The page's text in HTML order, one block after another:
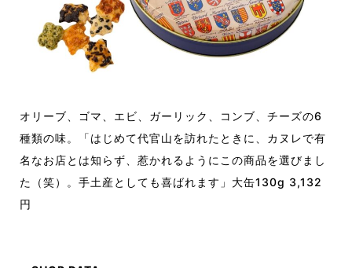
オリーブ、ゴマ、エビ、ガーリック、コンブ、チーズの6
種類の味。「はじめて代官山を訪れたときに、カヌレで有
名なお店とは知らず、惹かれるようにこの商品を選びまし
た（笑）。手土産としても喜ばれます」大缶130g 3,132
円